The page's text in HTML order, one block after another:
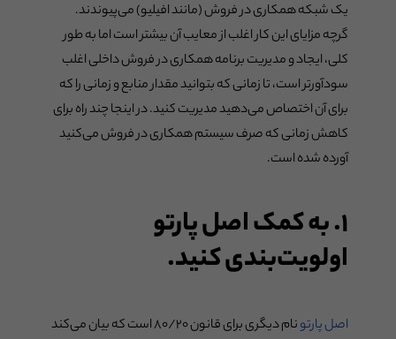
یک شبکه همکاری در فروش (مانند افیلیو) می‌پیوندند.
گرچه مزایای این کار اغلب از معایب آن بیشتر است اما به طور
کلی، ایجاد و مدیریت برنامه همکاری در فروش داخلی اغلب
سودآورتر است، تا زمانی که بتوانید مقدار منابع و زمانی را که
برای آن اختصاص می‌دهید مدیریت کنید. در اینجا چند راه برای
کاهش زمانی که صرف سیستم همکاری در فروش می‌کنید
آورده شده است.
۱. به کمک اصل پارتو
اولویت‌بندی کنید.
اصل پارتو
نام دیگری برای قانون ۸۰/۲۰ است که بیان ‌می‌کند